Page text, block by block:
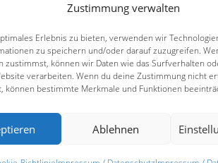
Zustimmung verwalten
Erlebnis zu bieten, verwenden wir
zu speichern und/oder darauf zuzugreifen.
zustimmst, können wir Daten wie das Surfverhalten
verarbeiten. Wenn du deine Zustimmung nicht
können bestimmte Merkmale und Funktionen
Ablehnen
Jahr begrüßen“ am 6.-8.1.2023
Kontakt
Impressum / Datenschutz
Cookie-Richtlinie (EU)